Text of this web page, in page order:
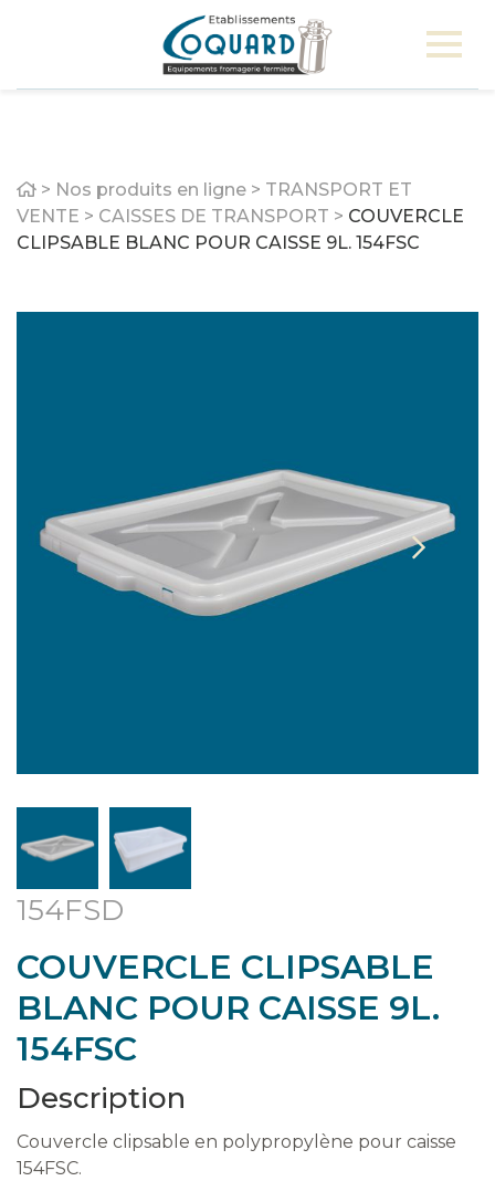
Home
> Nos produits en ligne > TRANSPORT ET
VENTE > CAISSES DE TRANSPORT > COUVERCLE
CLIPSABLE BLANC POUR CAISSE 9L. 154FSC
154FSD
COUVERCLE CLIPSABLE
BLANC POUR CAISSE 9L.
154FSC
Description
Couvercle clipsable en polypropylène pour caisse
154FSC.